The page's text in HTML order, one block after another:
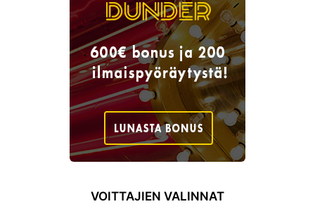
VOITTAJIEN VALINNAT